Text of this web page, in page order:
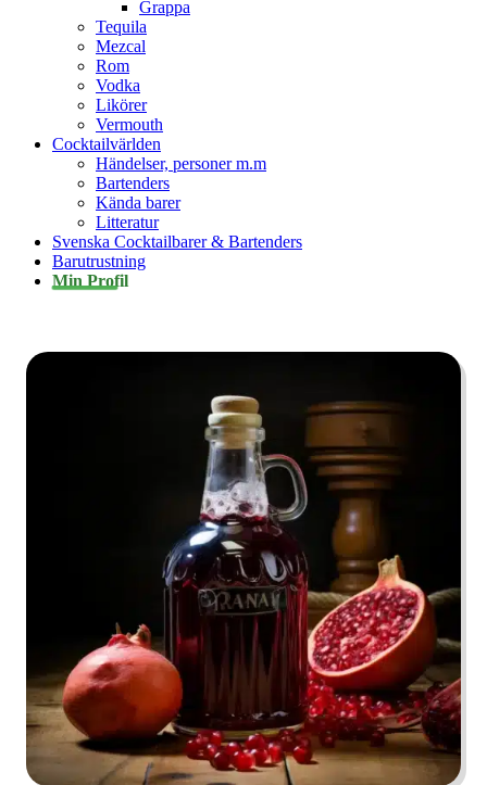
Grappa
Tequila
Mezcal
Rom
Vodka
Likörer
Vermouth
Cocktailvärlden
Händelser, personer m.m
Bartenders
Kända barer
Litteratur
Svenska Cocktailbarer & Bartenders
Barutrustning
Min Profil